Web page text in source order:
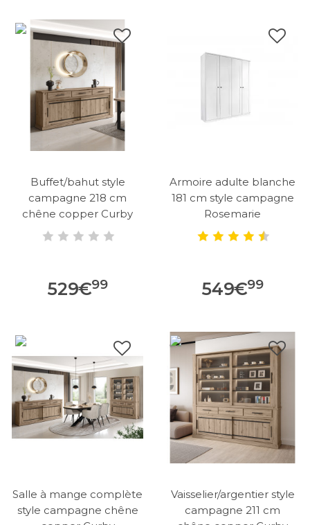
Buffet/bahut style
campagne 218 cm
chêne copper Curby
529€99
Armoire adulte blanche
181 cm style campagne
Rosemarie
549€99
Salle à mange complète
style campagne chêne
Vaisselier/argentier style
campagne 211 cm